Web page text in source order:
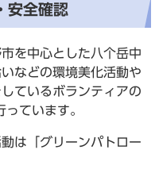
安全確認
を中心とした八个岳中
などの環境美化活動や
ているボランティアの
ています。
は「グリーンパトロー